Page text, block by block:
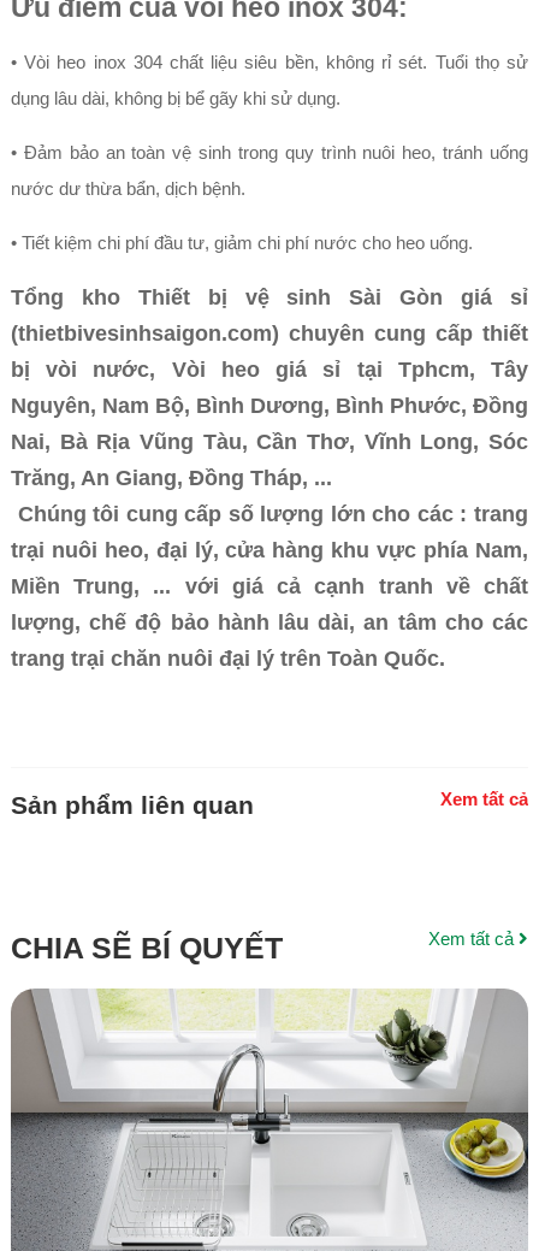
Ưu điểm của vòi heo inox 304:
• Vòi heo inox 304 chất liệu siêu bền, không rỉ sét. Tuổi thọ sử
dụng lâu dài, không bị bể gãy khi sử dụng.
• Đảm bảo an toàn vệ sinh trong quy trình nuôi heo, tránh uống
nước dư thừa bẩn, dịch bệnh.
• Tiết kiệm chi phí đầu tư, giảm chi phí nước cho heo uống.
Tổng kho Thiết bị vệ sinh Sài Gòn giá sỉ
(thietbivesinhsaigon.com) chuyên cung cấp thiết
bị vòi nước, Vòi heo giá sỉ tại Tphcm, Tây
Nguyên, Nam Bộ, Bình Dương, Bình Phước, Đồng
Nai, Bà Rịa Vũng Tàu, Cần Thơ, Vĩnh Long, Sóc
Trăng, An Giang, Đồng Tháp, ...
Chúng tôi cung cấp số lượng lớn cho các : trang
trại nuôi heo, đại lý, cửa hàng khu vực phía Nam,
Miền Trung, ... với giá cả cạnh tranh về chất
lượng, chế độ bảo hành lâu dài, an tâm cho các
trang trại chăn nuôi đại lý trên Toàn Quốc.
Sản phẩm liên quan Xem tất cả
CHIA SẼ BÍ QUYẾT Xem tất cả